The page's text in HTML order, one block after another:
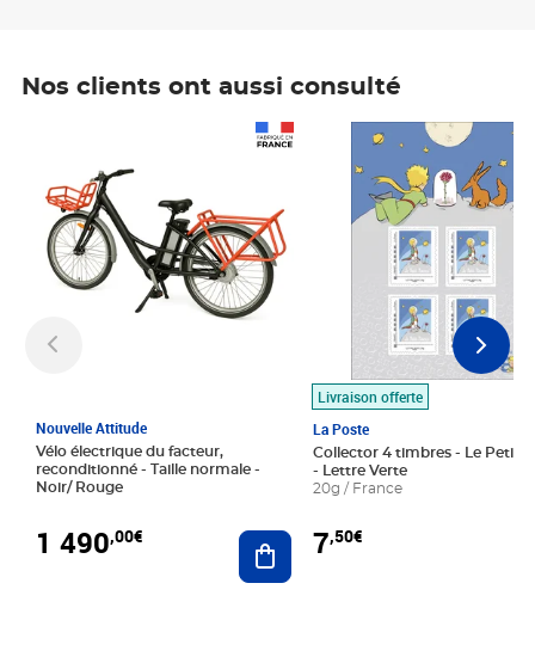
Nos clients ont aussi consulté
Nouvelle Attitude
Vélo électrique du facteur,
reconditionné - Taille normale -
Noir/ Rouge
1 490,00€ Ajouter au panier
Livraison offerte
La Poste
Collector 4 timbres - Le Petit
- Lettre Verte
20g / France
7,50€
Prix 7,50€